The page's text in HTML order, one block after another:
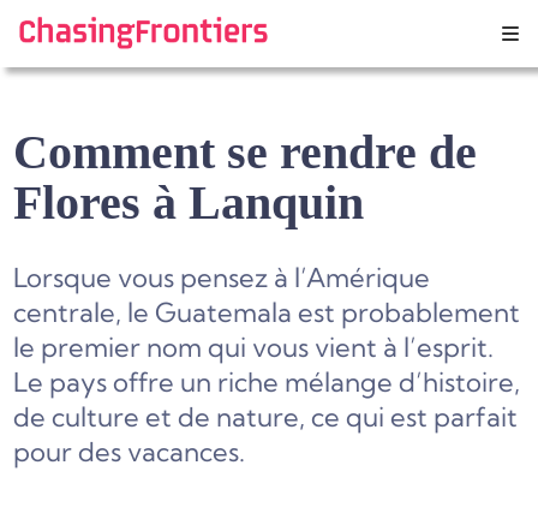
content
Comment se rendre de
Flores à Lanquin
Lorsque vous pensez à l’Amérique
centrale, le Guatemala est probablement
le premier nom qui vous vient à l’esprit.
Le pays offre un riche mélange d’histoire,
de culture et de nature, ce qui est parfait
pour des vacances.